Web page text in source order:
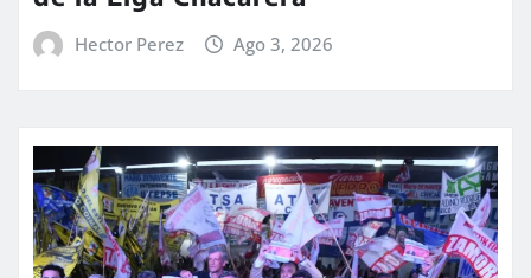
Hector Perez Ago 3, 2026